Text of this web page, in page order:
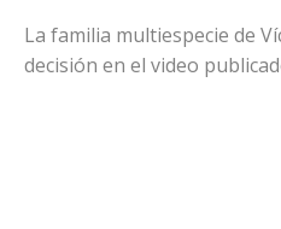
La familia multiespecie de
decisión en el video